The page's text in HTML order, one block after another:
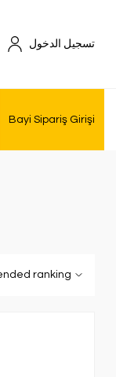
تسجيل الدخول
Bayi Sipariş Girişi